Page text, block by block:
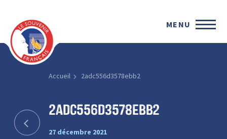
MENU
Accueil 2adc556d3578ebb2
2adc556d3578ebb2
27 décembre 2021